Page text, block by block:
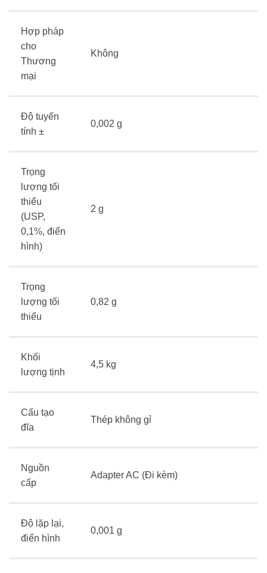
Hợp pháp
cho
Thương
mại
Không
Độ tuyến
tính ±
0,002 g
Trọng
lượng tối
thiểu
(USP,
0,1%, điển
hình)
2 g
Trọng
lượng tối
thiểu
0,82 g
Khối
lượng tịnh
4,5 kg
Cấu tạo
đĩa
Thép không gỉ
Nguồn
cấp
Adapter AC (Đi kèm)
Độ lặp lại,
điển hình
0,001 g